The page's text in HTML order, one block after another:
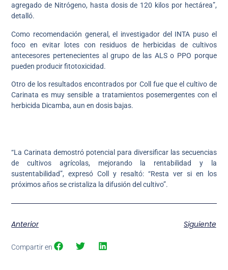
agregado de Nitrógeno, hasta dosis de 120 kilos por hectárea”,
detalló.
Como recomendación general, el investigador del INTA puso el
foco en evitar lotes con residuos de herbicidas de cultivos
antecesores pertenecientes al grupo de las ALS o PPO porque
pueden producir fitotoxicidad.
Otro de los resultados encontrados por Coll fue que el cultivo de
Carinata es muy sensible a tratamientos posemergentes con el
herbicida Dicamba, aun en dosis bajas.
“La Carinata demostró potencial para diversificar las secuencias
de cultivos agrícolas, mejorando la rentabilidad y la
sustentabilidad”, expresó Coll y resaltó: “Resta ver si en los
próximos años se cristaliza la difusión del cultivo”.
Anterior Siguiente
Compartir en